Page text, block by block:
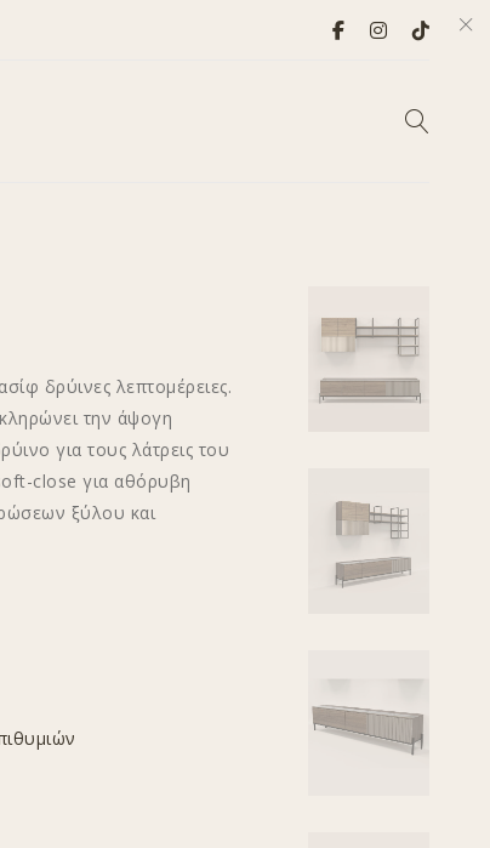
δρύινες λεπτομέρειες.
την άψογη
για τους λάτρεις του
close για αθόρυβη
ξύλου και